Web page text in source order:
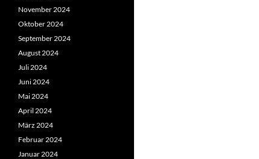
November 2024
Oktober 2024
September 2024
August 2024
Juli 2024
Juni 2024
Mai 2024
April 2024
März 2024
Februar 2024
Januar 2024